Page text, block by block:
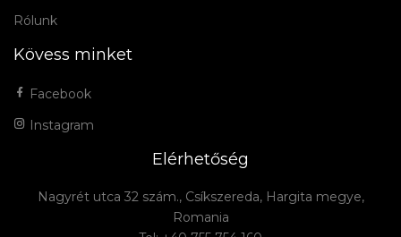
Rólunk
Kövess minket
Facebook
Instagram
Elérhetőség
Nagyrét utca 32 szám., Csíkszereda, Hargita megye,
Romania